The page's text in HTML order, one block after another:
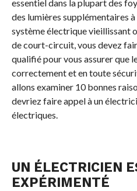
essentiel dans la plupart des
des lumières supplémentaires
système électrique vieillissant
de court-circuit, vous devez
qualifié pour vous assurer que
correctement et en toute
allons examiner 10 bonnes
devriez faire appel à un
électriques.
UN ÉLECTRICIEN
EXPÉRIMENTÉ